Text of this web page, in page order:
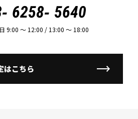
6258- 5640
9:00 〜 12:00 / 13:00 〜 18:00
はこちら